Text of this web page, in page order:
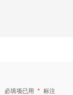
必填项已用 * 标注